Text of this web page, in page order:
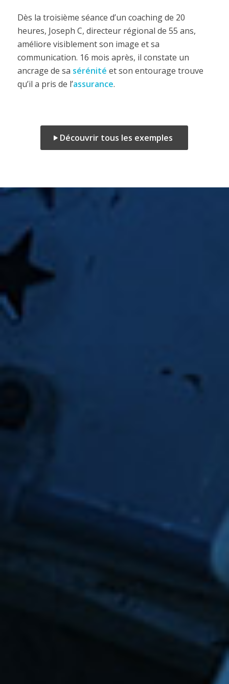
Dès la troisième séance d’un coaching de 20
heures, Joseph C, directeur régional de 55 ans,
améliore visiblement son image et sa
communication. 16 mois après, il constate un
ancrage de sa sérénité et son entourage trouve
qu’il a pris de l’assurance.
Découvrir tous les exemples